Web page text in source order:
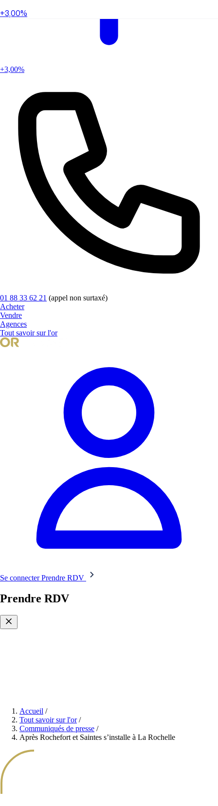
+3,00%
+3,00%
01 88 33 62 21 (appel non surtaxé)
Acheter
Vendre
Agences
Tout savoir sur l'or
Se connecter Prendre RDV
Prendre RDV
Accueil /
Tout savoir sur l'or /
Communiqués de presse /
Après Rochefort et Saintes s’installe à La Rochelle